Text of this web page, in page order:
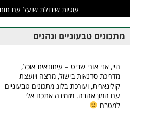
עוגיות שיבולת שועל עם
מתכונים טבעוניים ונהנים
היי, אני אורי שביט – עיתונאית אוכל,
מדריכת סדנאות בישול, מרצה ויועצת
קולינארית, ועורכת בלוג מתכונים טבעוניים
עם המון אהבה. מזמינה אתכם אלי
למטבח